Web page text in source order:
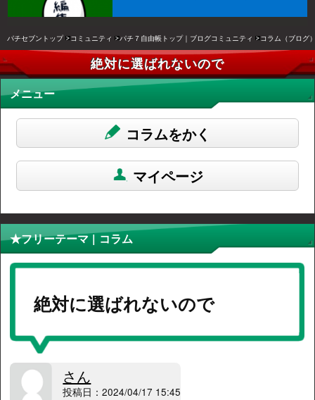
パチセブントップ コミュニティ パチ７自由帳トップ｜ブログコミュニティ コラム（ブログ
絶対に選ばれないので
メニュー
コラムをかく
マイページ
★フリーテーマ | コラム
絶対に選ばれないので
さん
投稿日：2024/04/17 15:45